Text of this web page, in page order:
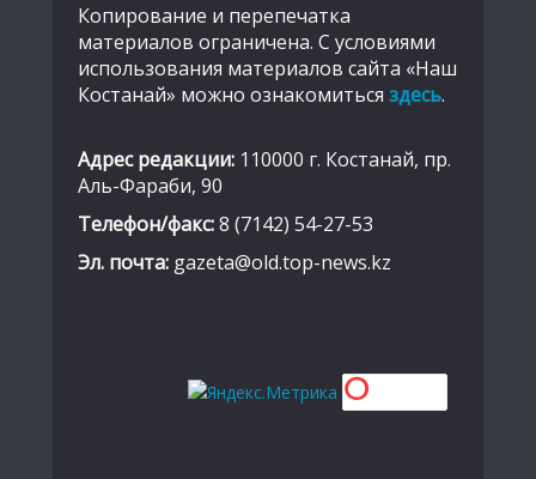
Копирование и перепечатка
материалов ограничена. С условиями
использования материалов сайта «Наш
Костанай» можно ознакомиться здесь.
Адрес редакции: 110000 г. Костанай, пр.
Аль-Фараби, 90
Телефон/факс:8 (7142) 54-27-53
Эл. почта: gazeta@old.top-news.kz